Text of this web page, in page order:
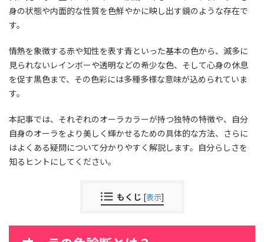
身の状態や内面的な性質を色鮮やかに映し出す鏡のような存在で
す。
情熱を象徴する赤や知性を表す青といった基本の色から、滅多に
見られないレインボーや透明などの希少な色、そして心身の休息
を促す黒色まで、その色彩には多種多様な意味が込められていま
す。
本記事では、それぞれのオーラカラーが持つ独特の特徴や、自分
自身のオーラをより美しく輝かせるための具体的な方法、さらに
はよくある疑問について分かりやすく解説します。自分らしさを
知るヒントにしてください。
もくじ [表示]